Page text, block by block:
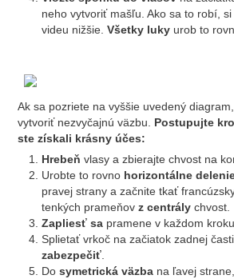
neho vytvoriť mašľu. Ako sa to robí,
videu nižšie.Všetky luky urob to
Ak sa pozriete na vyššie uvedený
vytvoriť nezvyčajnú väzbu. Postupujte
ste získali krásny účes:
Hrebeň vlasy a zbierajte chvost na
Urobte to rovno horizontálne
pravej strany a začnite tkať
tenkých prameňovz centrály chvost.
Zapliesť sa pramene v každom
Splietať vrkoč na začiatok zadnej
zabezpečiť
Dosymetrická väzba na ľavej